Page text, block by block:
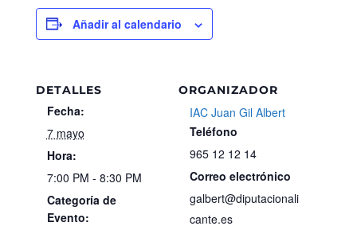
Añadir al calendario
DETALLES
Fecha:
7 mayo
Hora:
7:00 PM - 8:30 PM
Categoría de
Evento:
ORGANIZADOR
IAC Juan Gil Albert
Teléfono
965 12 12 14
Correo electrónico
galbert@diputacionali
cante.es